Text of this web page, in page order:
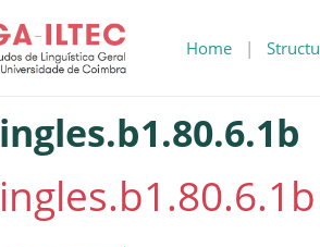
Home |
ingles.b1.80.6.1b
ingles.b1.80.6.1b